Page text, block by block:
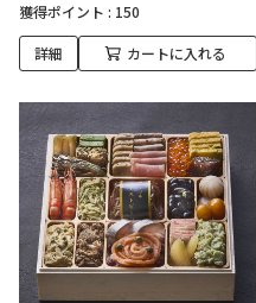
獲得ポイント : 150
詳細 カートに入れる